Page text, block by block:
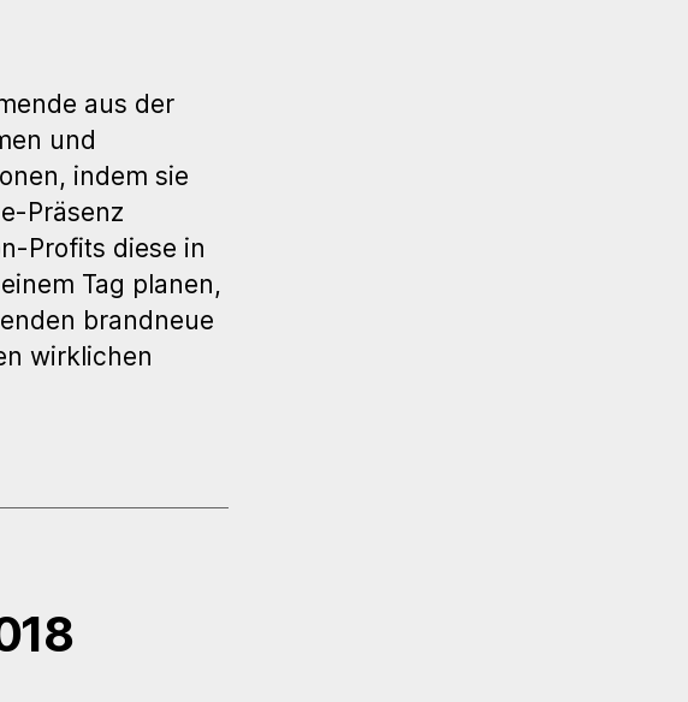
aus der
und
indem sie
Präsenz
Profits diese in
Tag planen,
brandneue
wirklichen